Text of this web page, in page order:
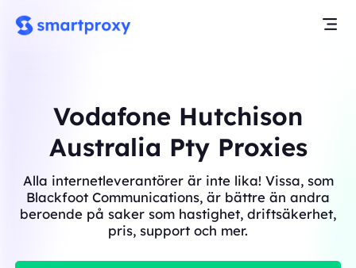
Vodafone Hutchison
Australia Pty Proxies
Alla internetleverantörer är inte lika! Vissa, som
Blackfoot Communications, är bättre än andra
beroende på saker som hastighet, driftsäkerhet,
pris, support och mer.